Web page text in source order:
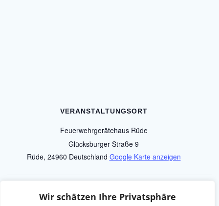
Wir schätzen Ihre Privatsphäre
VERANSTALTUNGSORT
Feuerwehrgerätehaus Rüde
Glücksburger Straße 9
Rüde, 24960 Deutschland Google Karte anzeigen